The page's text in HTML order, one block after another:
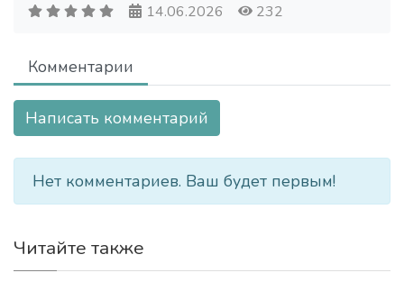
14.06.2026 232
Комментарии
Написать комментарий
Нет комментариев. Ваш будет первым!
Читайте также